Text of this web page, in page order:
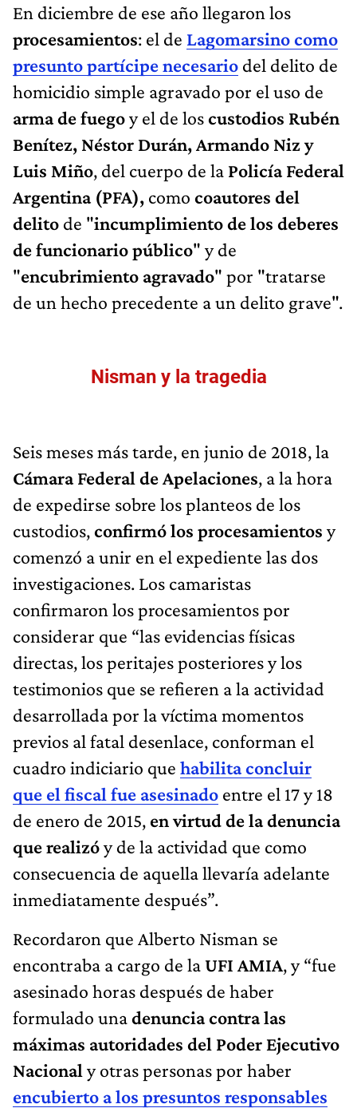
En diciembre de ese año llegaron los
procesamientos: el de Lagomarsino como
presunto partícipe necesario del delito de
homicidio simple agravado por el uso de
arma de fuegoy el de loscustodios Rubén
Benítez, Néstor Durán, Armando Niz y
Luis Miño, del cuerpo de la Policía Federal
Argentina (PFA), como coautores del
delito de "incumplimiento de los deberes
de funcionario público" y de
"encubrimiento agravado" por "tratarse
de un hecho precedente a un delito grave".
Nisman y la tragedia
Seis meses más tarde, en junio de 2018, la
Cámara Federal de Apelaciones, a la hora
de expedirse sobre los planteos de los
custodios,confirmó los procesamientos y
comenzó a unir en el expediente las dos
investigaciones. Los camaristas
confirmaron los procesamientos por
considerar que “las evidencias físicas
directas, los peritajes posteriores y los
testimonios que se refieren a la actividad
desarrollada por la víctima momentos
previos al fatal desenlace, conforman el
cuadro indiciario que habilita concluir
que el fiscal fue asesinado entre el 17 y 18
de enero de 2015, en virtud de la denuncia
que realizóy de la actividad que como
consecuencia de aquella llevaría adelante
inmediatamente después”.
Recordaron que Alberto Nisman se
encontraba a cargo de laUFI AMIA, y “fue
asesinado horas después de haber
formulado unadenuncia contra las
máximas autoridades del Poder Ejecutivo
Nacional y otras personas por haber
encubierto a los presuntos responsables